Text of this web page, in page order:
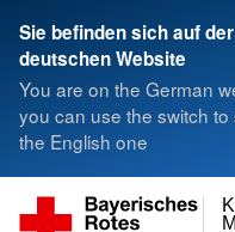
Sie befinden sich auf der
deutschen Website
You are on the German
you can use the switch to
the English one